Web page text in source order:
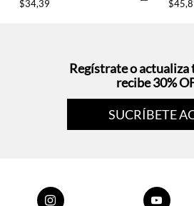
$34,39 $45,
Regístrate o actualiza
recibe 30%
SUCRÍBETE